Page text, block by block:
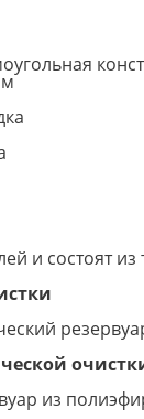
и состоят из
из